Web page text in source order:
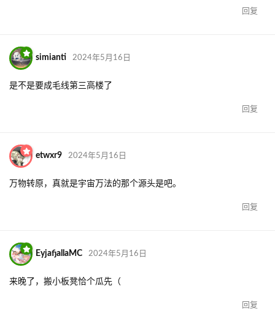
回复
simianti 2024年5月16日
是不是要成毛线第三高楼了
回复
etwxr9 2024年5月16日
万物转原，真就是宇宙万法的那个源头是吧。
回复
EyjafjallaMC 2024年5月16日
来晚了，搬小板凳恰个瓜先（
回复